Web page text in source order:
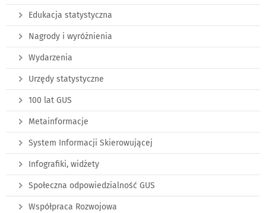
Edukacja statystyczna
Nagrody i wyróżnienia
Wydarzenia
Urzędy statystyczne
100 lat GUS
Metainformacje
System Informacji Skierowującej
Infografiki, widżety
Społeczna odpowiedzialność GUS
Współpraca Rozwojowa